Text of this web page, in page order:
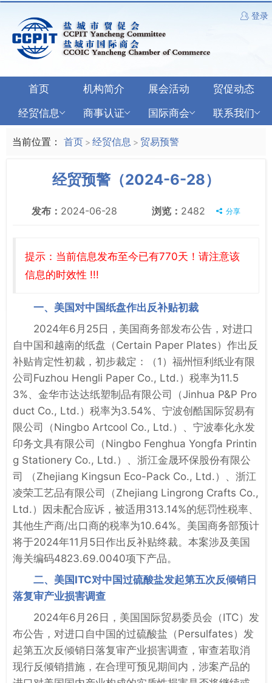
登录
首页 机构简介 展会活动
贸促动态
经贸信息
商事认证 国际商会 联系我们
当前位置： 首页 > 经贸信息 > 贸易预警
经贸预警（2024-6-28）
发布： 2024-06-28 浏览： 2482 分享
提示：当前信息发布至今已有770天！请注意该
信息的时效性 !!!
一、美国对中国纸盘作出反补贴初裁
2024年6月25日，美国商务部发布公告，对进口
自中国和越南的纸盘（Certain Paper Plates）作出反
补贴肯定性初裁，初步裁定：（1）福州恒利纸业有限
公司Fuzhou Hengli Paper Co., Ltd.）税率为11.5
3%、金华市达达纸塑制品有限公司（Jinhua P&P Pro
duct Co., Ltd.）税率为3.54%、宁波创酷国际贸易有
限公司（Ningbo Artcool Co., Ltd.）、宁波奉化永发
印务文具有限公司（Ningbo Fenghua Yongfa Printin
g Stationery Co., Ltd.）、浙江金晟环保股份有限公
司 （Zhejiang Kingsun Eco-Pack Co., Ltd.）、浙江
凌荣工艺品有限公司（Zhejiang Lingrong Crafts Co.,
Ltd.）因未配合应诉，被适用313.14%的惩罚性税率、
其他生产商/出口商的税率为10.64%。美国商务部预计
将于2024年11月5日作出反补贴终裁。本案涉及美国
海关编码4823.69.0040项下产品。
二、美国ITC对中国过硫酸盐发起第五次反倾销日
落复审产业损害调查
2024年6月26日，美国国际贸易委员会（ITC）发
布公告，对进口自中国的过硫酸盐（Persulfates）发
起第五次反倾销日落复审产业损害调查，审查若取消
现行反倾销措施，在合理可预见期间内，涉案产品的